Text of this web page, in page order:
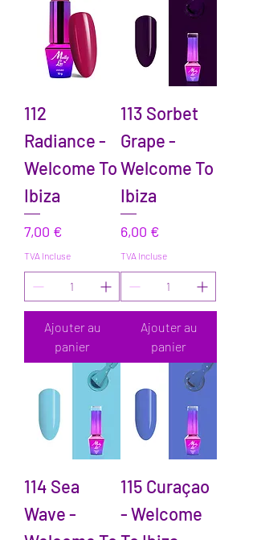
112
Radiance -
Welcome To
Ibiza
Prix
7,00 €
TVA Incluse
Ajouter au
panier
113 Sorbet
Grape -
Welcome To
Ibiza
Prix
6,00 €
TVA Incluse
Ajouter au
panier
114 Sea
Wave -
115 Curaçao
- Welcome